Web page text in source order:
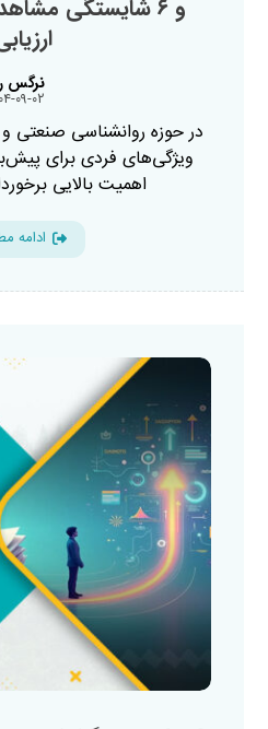
و ۶ شایستگی
نرگس
۱۴۰۴-
در حوزه روانشناسی صنعتی و
ویژگی‌های فردی برای
اهمیت بالایی
ادامه